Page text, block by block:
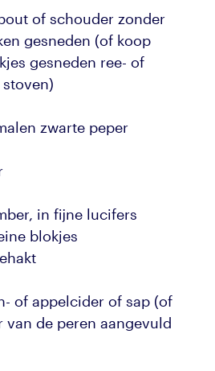
of schouder zonder
gesneden (of koop
gesneden ree- of
zwarte peper
in fijne lucifers
blokjes
of appelcider of sap (of
van de peren aangevuld